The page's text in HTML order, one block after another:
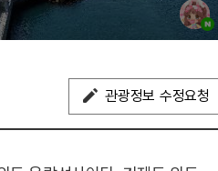
관광정보 수정요청